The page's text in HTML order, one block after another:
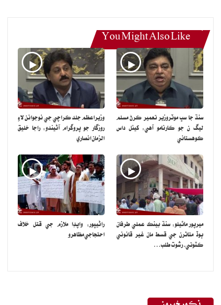
You Might Also Like
سنڌ جا سڀ موٽروزير تعمير ڪرڻ مسلم
ليگ ن جو ڪارنامو آهي: کيئل داس
ڪوهستاني
وزيراعظم جلد ڪراچي جي نوجوانن لاءِ
روزگار جو پروگرام آڻيندو: راجا خليق
الزمان انصاري
ميرپور ماٿيلو: سنڌ بينڪ عملي طرفان
ٻوڏ متاثرن جي قسط مان غير قانوني
ڪٽوتي، رشوت طلب…
راڻيپور: واپڊا ملازم جي قتل خلاف
احتجاجي مظاهرو